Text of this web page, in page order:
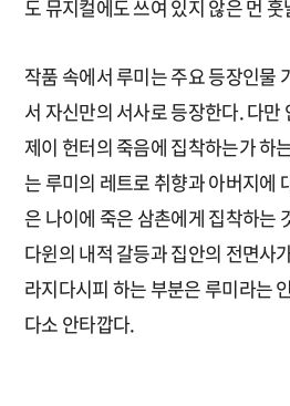
도 뮤지컬에도 쓰여 있지 않은 먼
작품 속에서 루미는 주요 등장인물
서 자신만의 서사로 등장한다. 다만
제이 헌터의 죽음에 집착하는가 하
는 루미의 레트로 취향과 아버지에
은 나이에 죽은 삼촌에게 집착하는
다윈의 내적 갈등과 집안의 전면사
라지다시피 하는 부분은 루미라는
다소 안타깝다.